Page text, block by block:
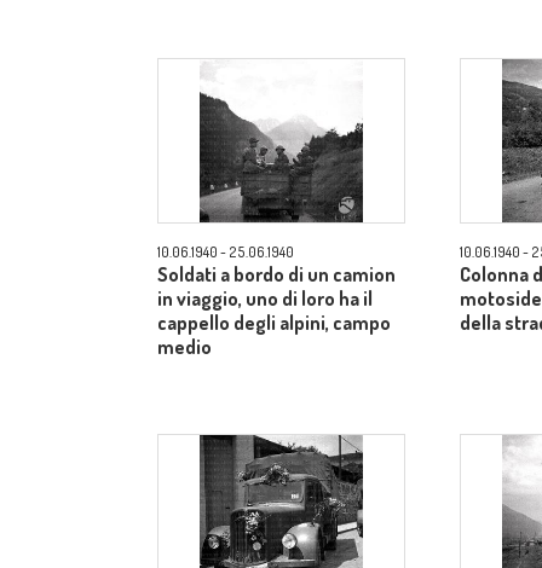
10.06.1940 - 25.06.1940
Soldati a bordo di un camion
in viaggio, uno di loro ha il
cappello degli alpini, campo
medio
10.06.1940 -
Colonna
della